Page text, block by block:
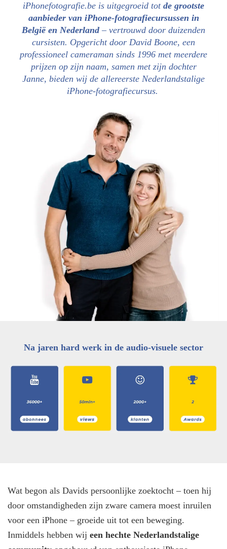
iPhonefotografie.be is uitgegroeid tot de grootste
aanbieder van iPhone-fotografiecursussen in
België en Nederland– vertrouwd door duizenden
cursisten. Opgericht door David Boone, een
professioneel cameraman sinds 1996 met meerdere
prijzen op zijn naam, samen met zijn dochter
Janne, bieden wij de allereerste Nederlandstalige
iPhone-fotografiecursus.
Na jaren hard werk in de audio-visuele sector
Wat begon als Davids persoonlijke zoektocht – toen hij
door omstandigheden zijn zware camera moest inruilen
voor een iPhone – groeide uit tot een beweging.
Inmiddels hebben wij een hechte Nederlandstalige